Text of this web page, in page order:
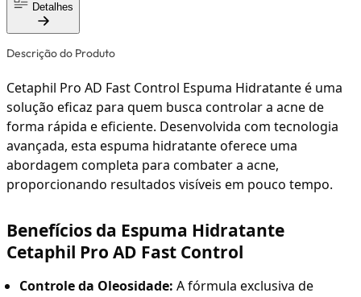
Detalhes
Descrição do Produto
Cetaphil Pro AD Fast Control Espuma Hidratante é uma
solução eficaz para quem busca controlar a acne de
forma rápida e eficiente. Desenvolvida com tecnologia
avançada, esta espuma hidratante oferece uma
abordagem completa para combater a acne,
proporcionando resultados visíveis em pouco tempo.
Benefícios da Espuma Hidratante
Cetaphil Pro AD Fast Control
Controle da Oleosidade: A fórmula exclusiva de